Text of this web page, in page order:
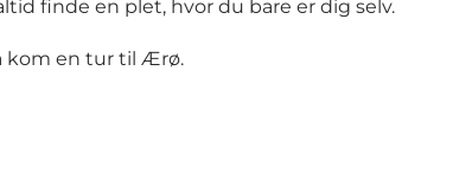
finde en plet, hvor du bare er dig selv.
kom en tur til Ærø.